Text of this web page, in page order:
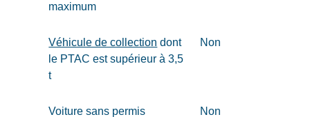
maximum
Véhicule de collection dont
le PTAC est supérieur à 3,5
t
Non
Voiture sans permis Non